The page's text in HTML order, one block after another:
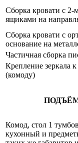
Сборка кровати с
ящиками на
Сборка кровати с
основание на
Частичная сборка
Крепление зеркала
(комоду)
Комод, стол 1
кухонный и